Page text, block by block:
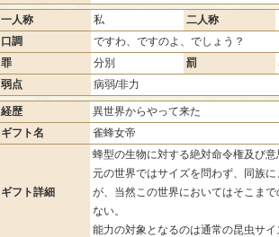
一人称 私 二人称
口調
ですわ、ですのよ、でしょう？
罪
分別 罰
弱点
病弱/非力
経歴
異世界からやって来た
ギフト名
雀蜂女帝
ギフト詳細
蜂型の生物に対する絶対命令権及び意
元の世界ではサイズを問わず、同族
が、当然この世界においてはそこま
ない。
能力の対象となるのは通常の昆虫サイ